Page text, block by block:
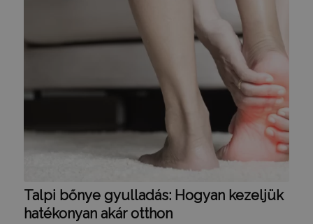
Talpi bőnye gyulladás: Hogyan kezeljük
hatékonyan akár otthon